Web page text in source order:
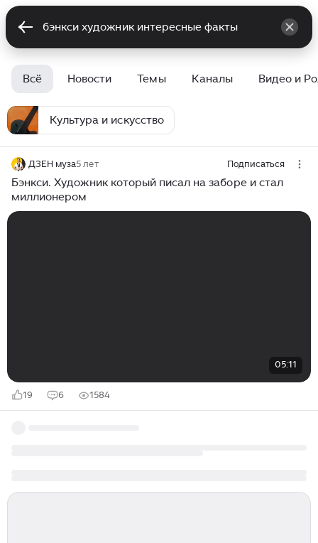
Всё Новости Темы Каналы Видео и
Культура и искусство
ДЗЕН муза5 лет Подписаться
Бэнкси. Художник который писал на заборе и стал
миллионером
05:11
19 6 1584